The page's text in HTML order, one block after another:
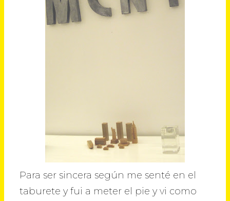
Para ser sincera según me senté en el
taburete y fui a meter el pie y vi como